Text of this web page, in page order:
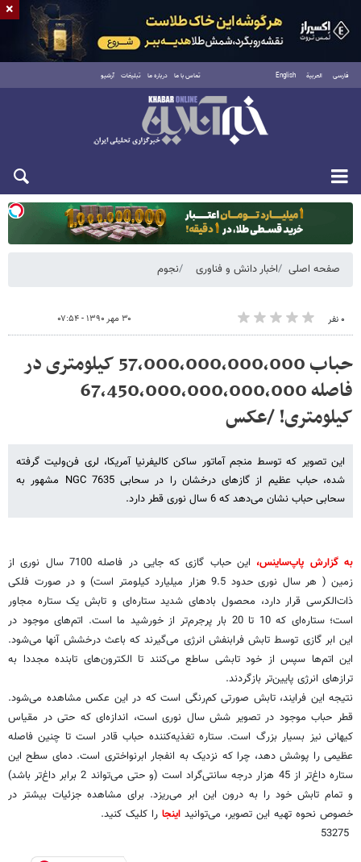
فارسی العربية English تماس با ما درباره ما تبلیغات آرشیو
دوشنبه ۱۹ مرداد ۱۴۰۵
صفحه اصلی اخبار دانش و فناوری نجوم
۰ نفر ۳۰ مهر ۱۳۹۰ - ۰۷:۵۴
حباب 57,000,000,000,000 کیلومتری در
فاصله 67,450,000,000,000,000
کیلومتری! /عکس
این تصویر که توسط منجم آماتور ساکن کالیفرنیا آمریکا، لری فن‌ولیت گرفته
شده، حباب عظیم از گازهای درخشان را در سحابی NGC 7635 مشهور به
سحابی حباب نشان می‌دهد که 6 سال نوری قطر دارد.
به گزارش پاپ‌ساینس،
این حباب گازی که جایی در فاصله 7100 سال نوری از
زمین ( هر سال نوری حدود 9.5 هزار میلیارد کیلومتر است) و در صورت فلکی
ذات‌الکرسی قرار دارد، محصول بادهای شدید ستاره‌ای و تابش یک ستاره مجاور
است؛ ستاره‌ای که 10 تا 20 بار پرجرم‌تر از خورشید ما است. اتم‌های موجود در
این ابر گازی توسط تابش فرابنفش انرژی می‌گیرند که باعث درخشش آنها می‌شود.
این اتم‌ها سپس از خود تابشی ساطع می‌کنند تا الکترون‌های تابنده مجددا به
ترازهای انرژی پایین‌تر بازگردند.
نتیجه این فرایند، تابش صورتی کم‌رنگی است که در این عکس مشاهده می‌شود.
قطر حباب موجود در تصویر شش سال نوری است، اندازه‌ای که حتی در مقیاس
کیهانی نیز بسیار بزرگ است. ستاره تغذیه‌کننده حباب قادر است تا چنین فاصله
عظیمی را پوشش دهد، چرا که نزدیک به انفجار ابرنواختری است. دمای سطح این
ستاره داغ‌تر از 45 هزار درجه سانتی‌گراد است (و حتی می‌تواند 2 برابر داغ‌تر باشد)
و تمام تابش خود را به درون این ابر می‌ریزد. برای مشاهده جزئیات بیشتر در
خصوص نحوه تهیه این تصویر، می‌توانید اینجا را کلیک کنید.
×